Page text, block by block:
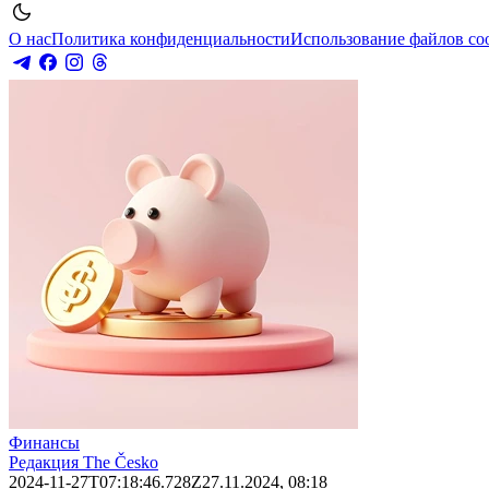
О насПолитика конфиденциальностиИспользование файлов
Финансы
Редакция The Česko
2024-11-27T07:18:46.728Z27.11.2024, 08:18